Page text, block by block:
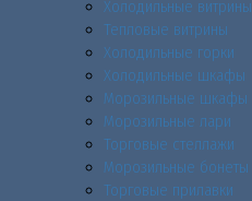
Холодильные витрины
Тепловые витрины
Холодильные горки
Холодильные шкафы
Морозильные шкафы
Морозильные лари
Торговые стеллажи
Морозильные бонеты
Торговые прилавки